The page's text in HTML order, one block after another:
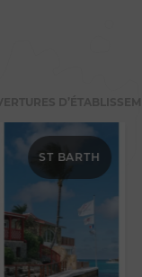
ST BARTH